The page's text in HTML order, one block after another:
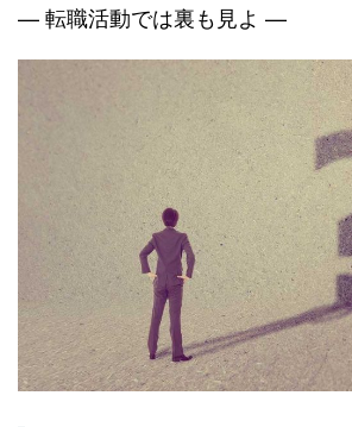
— 転職活動では裏も見よ —